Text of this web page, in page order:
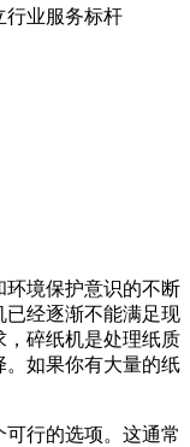
行业服务标杆
环境保护意识的不断
已经逐渐不能满足现
，碎纸机是处理纸质
。如果你有大量的纸
行的选项。这通常